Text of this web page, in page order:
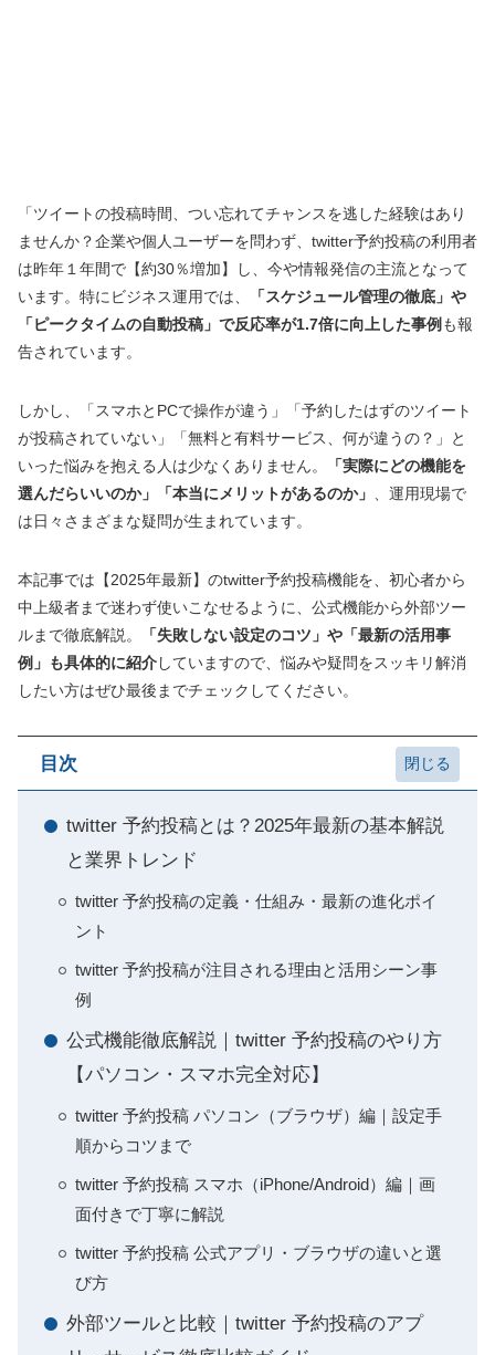
「ツイートの投稿時間、つい忘れてチャンスを逃した経験はあり
ませんか？企業や個人ユーザーを問わず、twitter予約投稿の利用者
は昨年１年間で【約30％増加】し、今や情報発信の主流となって
います。特にビジネス運用では、
「スケジュール管理の徹底」や
「ピークタイムの自動投稿」で反応率が1.7倍に向上した事例 も報
告されています。
しかし、「スマホとPCで操作が違う」「予約したはずのツイート
が投稿されていない」「無料と有料サービス、何が違うの？」と
いった悩みを抱える人は少なくありません。
「実際にどの機能を
選んだらいいのか」「本当にメリットがあるのか」
、運用現場で
は日々さまざまな疑問が生まれています。
本記事では【2025年最新】のtwitter予約投稿機能を、初心者から
中上級者まで迷わず使いこなせるように、公式機能から外部ツー
ルまで徹底解説。
「失敗しない設定のコツ」や「最新の活用事
例」も具体的に紹介していますので、悩みや疑問をスッキリ解消
したい方はぜひ最後までチェックしてください。
目次
twitter 予約投稿とは？2025年最新の基本解説
と業界トレンド
twitter 予約投稿の定義・仕組み・最新の進化ポイ
ント
twitter 予約投稿が注目される理由と活用シーン事
例
公式機能徹底解説｜twitter 予約投稿のやり方
【パソコン・スマホ完全対応】
twitter 予約投稿 パソコン（ブラウザ）編｜設定手
順からコツまで
twitter 予約投稿 スマホ（iPhone/Android）編｜画
面付きで丁寧に解説
twitter 予約投稿 公式アプリ・ブラウザの違いと選
び方
外部ツールと比較｜twitter 予約投稿のアプ